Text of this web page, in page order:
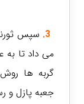
3.
سپس
می داد تا
گربه ها روش
جعبه پازل و